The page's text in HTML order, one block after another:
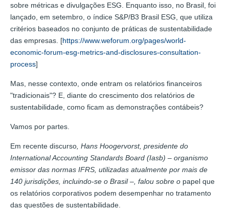
sobre métricas e divulgações ESG. Enquanto isso, no Brasil, foi
lançado, em setembro, o índice S&P/B3 Brasil ESG, que utiliza
critérios baseados no conjunto de práticas de sustentabilidade
das empresas. [https://www.weforum.org/pages/world-
economic-forum-esg-metrics-and-disclosures-consultation-
process]
Mas, nesse contexto, onde entram os relatórios financeiros
"tradicionais"? E, diante do crescimento dos relatórios de
sustentabilidade, como ficam as demonstrações contábeis?
Vamos por partes.
Em recente discurso , Hans Hoogervorst, presidente do
International Accounting Standards Board (Iasb) – organismo
emissor das normas IFRS, utilizadas atualmente por mais de
140 jurisdições, incluindo-se o Brasil –, falou sobre o papel que
os relatórios corporativos podem desempenhar no tratamento
das questões de sustentabilidade.